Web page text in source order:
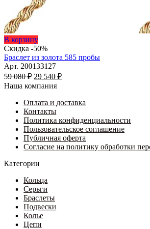
В корзинуЭтот
товар
имеет
несколько
вариаций.
Опции
выбрать
на
странице
товара.
Скидка -50%
Браслет из золота 585 пробы
Арт. 200133127
59 080₽ Первоначальная
цена
59
080 ₽.
29 540 ₽Текущая
540 ₽.
Наша компания
Оплата и доставка
Контакты
Политика конфиденциальности
Пользовательское соглашение
Публичная оферта
Согласие на политику обработки
Категории
Кольца
Серьги
Браслеты
Подвески
Колье
Цепи